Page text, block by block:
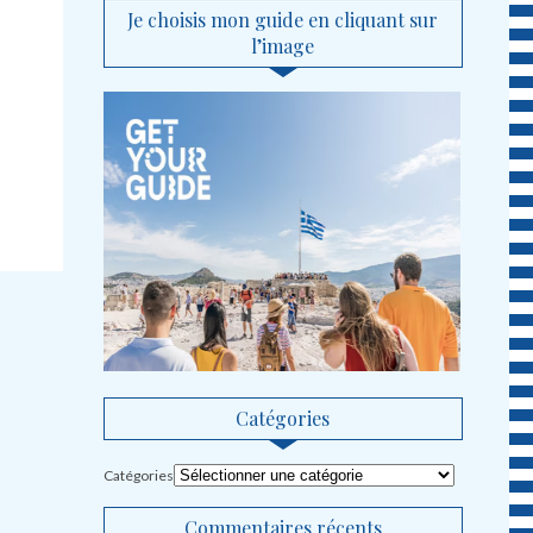
Je choisis mon guide en cliquant sur
l’image
Catégories
Catégories
Commentaires récents